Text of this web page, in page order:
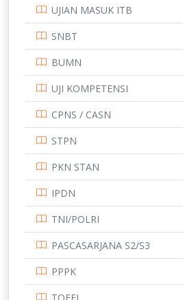
STIP
UNIVERSITAS AIRLANGGA
UNIVERSITAS CENDRAWASIH
UJIAN MASUK ITB
SNBT
BUMN
UJI KOMPETENSI
CPNS / CASN
STPN
PKN STAN
IPDN
TNI/POLRI
PASCASARJANA S2/S3
PPPK
TOEFL